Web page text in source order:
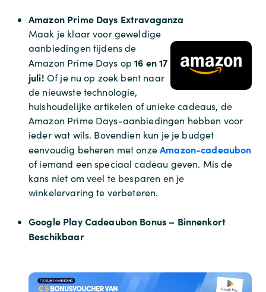
Amazon Prime Days Extravaganza
Maak je klaar voor geweldige
aanbiedingen tijdens de
Amazon Prime Days op16 en 17
juli! Of je nu op zoek bent naar
de nieuwste technologie,
huishoudelijke artikelen of unieke cadeaus, de
Amazon Prime Days-aanbiedingen hebben voor
ieder wat wils. Bovendien kun je je budget
eenvoudig beheren met onzeAmazon-cadeaubon
of iemand een speciaal cadeau geven. Mis de
kans niet om veel te besparen en je
winkelervaring te verbeteren.
Google Play Cadeaubon Bonus – Binnenkort
Beschikbaar